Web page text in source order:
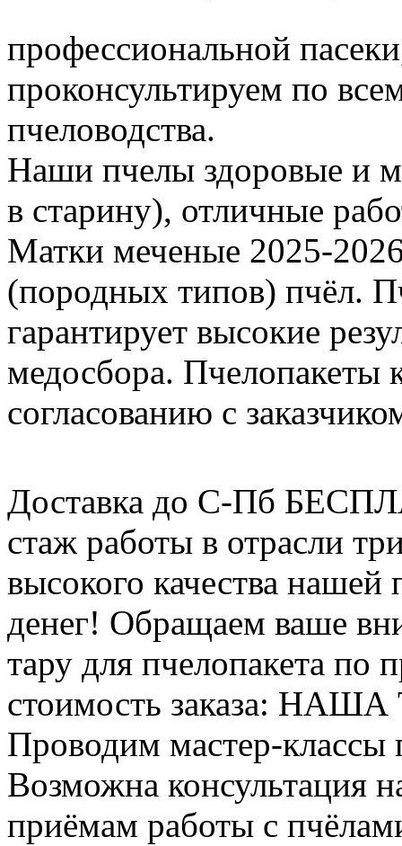
профессиональной
проконсультируем по
пчеловодства.
Наши пчелы здоровые и
в старину), отличные
Матки меченые 2025-
(породных типов) пчёл.
гарантирует высокие
медосбора. Пчелопакеты
согласованию с
Доставка до С-Пб
стаж работы в отрасли
высокого качества
денег! Обращаем ваше
тару для пчелопакета по
стоимость заказа:
Проводим мастер-классы
Возможна консультация
приёмам работы с